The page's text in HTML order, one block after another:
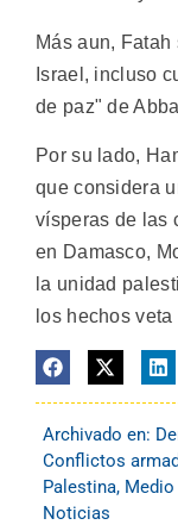
Más aun,
Israel, incluso
de paz" de
Por su lado,
que considera
vísperas de las
en Damasco,
la unidad
los hechos
Archivado en:
Conflictos
Palestina,
Noticias